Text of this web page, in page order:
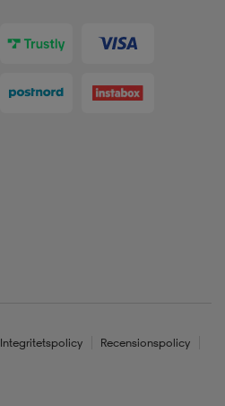
Integritetspolicy
Recensionspolicy